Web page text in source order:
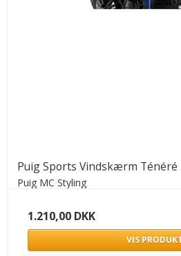
Puig Sports Vindskærm Ténéré
Puig MC Styling
1.210,00 DKK
VIS